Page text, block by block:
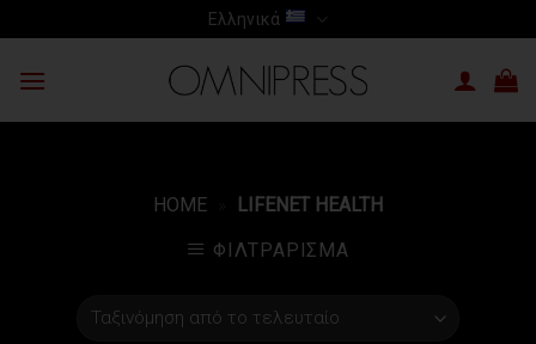
to
content
Ελληνικά
HOME
LIFENET HEALTH
ΦΙΛΤΡΆΡΙΣΜΑ